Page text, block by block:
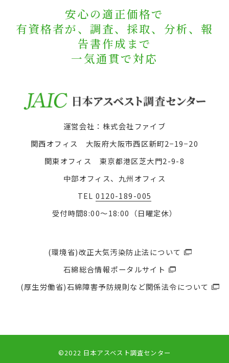
安心の適正価格で
有資格者が、調査、採取、分析、報
告書作成まで
一気通貫で対応
運営会社：株式会社ファイブ
関西オフィス 大阪府大阪市西区新町2−19−20
関東オフィス 東京都港区芝大門2-9-8
中部オフィス、九州オフィス
TEL0120-189-005
受付時間8:00〜18:00（日曜定休）
(環境省)改正大気汚染防止法について
石綿総合情報ポータルサイト
(厚生労働省)石綿障害予防規則など関係法令について
©2022 日本アスベスト調査センター